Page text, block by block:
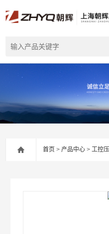
首页 >产品中心 >工控